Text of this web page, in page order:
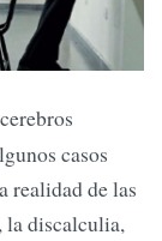
casos
realidad de las
la discalculia,